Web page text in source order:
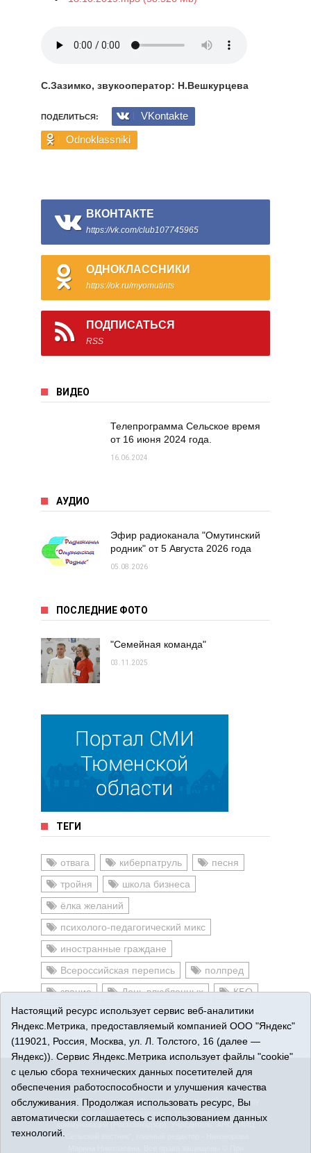
С.Зазимко, звукооператор: Н.Вешкурцева
ПОДЕЛИТЬСЯ:
VKontakte
Odnoklassniki
ВКОНТАКТЕ
https://vk.com/club107745965
ОДНОКЛАССНИКИ
https://ok.ru/myomutints
ПОДПИСАТЬСЯ
RSS
ВИДЕО
Телепрограмма Сельское время
от 16 июня 2024 года.
16.06.2024
АУДИО
Эфир радиоканала "Омутинский
родник" от 5 Августа 2026 года
05.08.2026
ПОСЛЕДНИЕ ФОТО
"Семейная команда"
03.11.2025
ТЕГИ
отвага киберпатруль
песня
тройня
школа бизнеса
ёлка желаний
психолого-педагогический микс
иностранные граждане
Всероссийская перепись
полпред
звание
День влюбленных
КБО
местное самоуправление
солнце
16+© 2015-2026 Сетевое издание «Омутинское».
Регистрационный номер СМИ Эл № ФС77-65144 от 28
марта 2016 г., выданное Федеральной службой по надзору
коммуникаций (Роскомнадзор). Учредитель: АНО "ИИЦ
"Сельский вестник", главный редактор - Никонорова
Настоящий ресурс использует сервис веб-аналитики
Яндекс.Метрика, предоставляемый компанией ООО "Яндекс"
(119021, Россия, Москва, ул. Л. Толстого, 16 (далее —
Яндекс)). Сервис Яндекс.Метрика использует файлы "cookie"
с целью сбора технических данных посетителей для
обеспечения работоспособности и улучшения качества
обслуживания. Продолжая использовать ресурс, Вы
автоматически соглашаетесь с использованием данных
технологий.